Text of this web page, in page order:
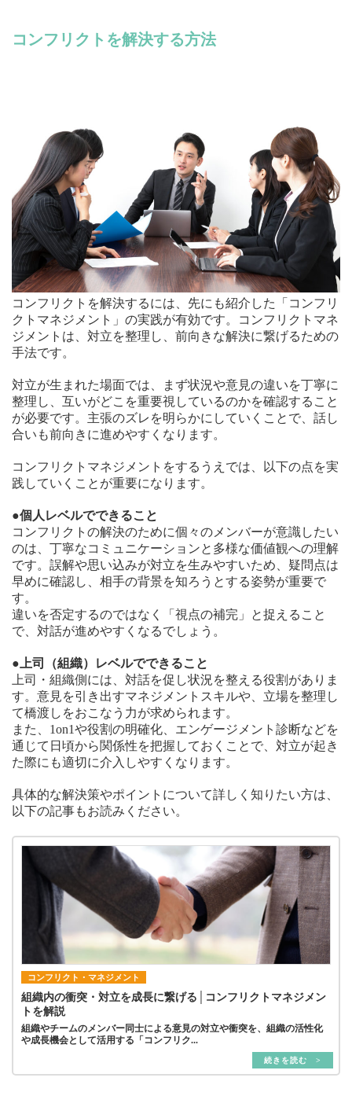
コンフリクトを解決する方法
コンフリクトを解決するには、先にも紹介した「コンフリ
クトマネジメント」の実践が有効です。コンフリクトマネ
ジメントは、対立を整理し、前向きな解決に繋げるための
手法です。
対立が生まれた場面では、まず状況や意見の違いを丁寧に
整理し、互いがどこを重要視しているのかを確認すること
が必要です。主張のズレを明らかにしていくことで、話し
合いも前向きに進めやすくなります。
コンフリクトマネジメントをするうえでは、以下の点を実
践していくことが重要になります。
●個人レベルでできること
コンフリクトの解決のために個々のメンバーが意識したい
のは、丁寧なコミュニケーションと多様な価値観への理解
です。誤解や思い込みが対立を生みやすいため、疑問点は
早めに確認し、相手の背景を知ろうとする姿勢が重要で
す。
違いを否定するのではなく「視点の補完」と捉えること
で、対話が進めやすくなるでしょう。
●上司（組織）レベルでできること
上司・組織側には、対話を促し状況を整える役割がありま
す。意見を引き出すマネジメントスキルや、立場を整理し
て橋渡しをおこなう力が求められます。
また、1on1や役割の明確化、エンゲージメント診断などを
通じて日頃から関係性を把握しておくことで、対立が起き
た際にも適切に介入しやすくなります。
具体的な解決策やポイントについて詳しく知りたい方は、
以下の記事もお読みください。
コンフリクト・マネジメント
組織内の衝突・対立を成長に繋げる│コンフリクトマネジメン
トを解説
組織やチームのメンバー同士による意見の対立や衝突を、組織の活性化
や成長機会として活用する「コンフリク...
続きを読む >